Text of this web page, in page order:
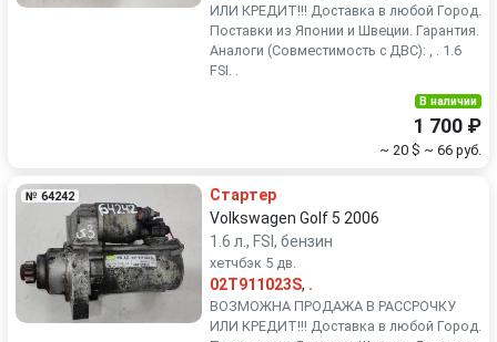
ИЛИ КРЕДИТ!!! Доставка в любой Город.
Поставки из Японии и Швеции. Гарантия.
Аналоги (Совместимость с ДВС): , . 1.6
FSI. .
В наличии
1 700 ₽
~ 20 $ ~ 66 руб.
№ 64242
Стартер
Volkswagen Golf 5 2006
1.6 л., FSI, бензин
хетчбэк 5 дв.
02T911023S, .
ВОЗМОЖНА ПРОДАЖА В РАССРОЧКУ
ИЛИ КРЕДИТ!!! Доставка в любой Город.